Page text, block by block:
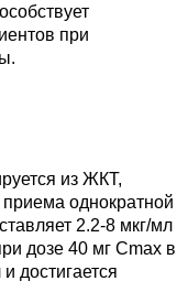
при
из ЖКТ,
однократной
2.2-8 мкг/мл
дозе 40 мг Cmax в
достигается